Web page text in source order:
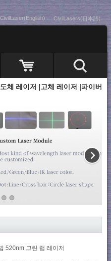
CivilLaser(English) CivilLasers(日本語)
체 레이저 |고체 레이저 |파이버
520nm 그린 랩 레이저